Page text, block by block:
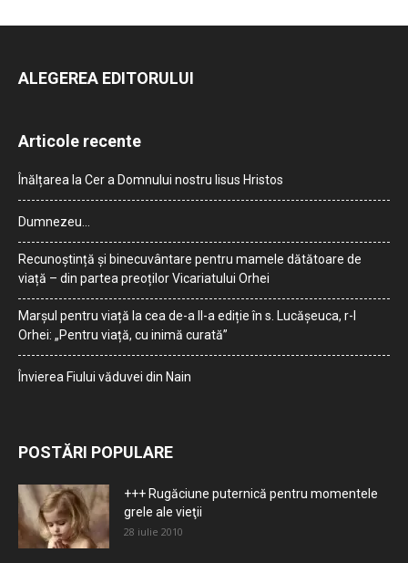
ALEGEREA EDITORULUI
Articole recente
Înălțarea la Cer a Domnului nostru Iisus Hristos
Dumnezeu…
Recunoștință și binecuvântare pentru mamele dătătoare de
viață – din partea preoților Vicariatului Orhei
Marșul pentru viață la cea de-a II-a ediție în s. Lucășeuca, r-l
Orhei: „Pentru viață, cu inimă curată”
Învierea Fiului văduvei din Nain
POSTĂRI POPULARE
+++ Rugăciune puternică pentru momentele
grele ale vieţii
28 iulie 2010